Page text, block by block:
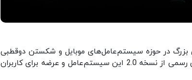
بزرگ در حوزه سیستم‌عامل‌های موبایل و شکستن دوقطبی
اندروید و iOS بدانیم. تلاشی که اوایل ماه جاری میلادی با رونمایی رسمی از نسخه 2.0 این سیستم‌عامل و عرضه برای کاربران